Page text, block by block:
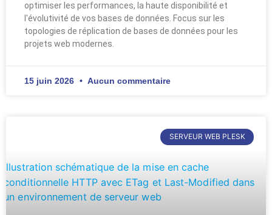
optimiser les performances, la haute disponibilité et
l'évolutivité de vos bases de données. Focus sur les
topologies de réplication de bases de données pour les
projets web modernes.
15 juin 2026 Aucun commentaire
SERVEUR WEB PLESK